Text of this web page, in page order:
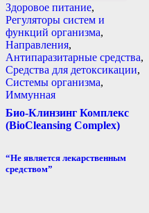
Здоровое питание,
Регуляторы систем и
функций организма,
Направления,
Антипаразитарные средства,
Средства для детоксикации,
Системы организма,
Иммунная
Био-Клинзинг Комплекс
(BioCleansing Complex)
“Не является лекарственным
средством”